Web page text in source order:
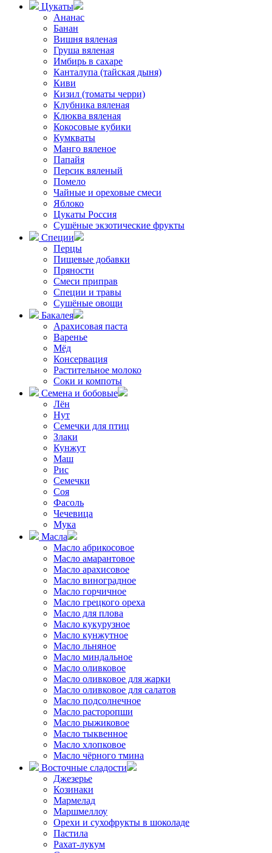
Цукаты
Ананас
Банан
Вишня вяленая
Груша вяленая
Имбирь в сахаре
Канталупа (тайская дыня)
Киви
Кизил (томаты черри)
Клубника вяленая
Клюква вяленая
Кокосовые кубики
Кумкваты
Манго вяленое
Папайя
Персик вяленый
Помело
Чайные и ореховые смеси
Яблоко
Цукаты Россия
Сушёные экзотические фрукты
Специи
Перцы
Пищевые добавки
Пряности
Смеси приправ
Специи и травы
Сушёные овощи
Бакалея
Арахисовая паста
Варенье
Мёд
Консервация
Растительное молоко
Соки и компоты
Семена и бобовые
Лён
Нут
Семечки для птиц
Злаки
Кунжут
Маш
Рис
Семечки
Соя
Фасоль
Чечевица
Мука
Масла
Масло абрикосовое
Масло амарантовое
Масло арахисовое
Масло виноградное
Масло горчичное
Масло грецкого ореха
Масло для плова
Масло кукурузное
Масло кунжутное
Масло льняное
Масло миндальное
Масло оливковое
Масло оливковое для жарки
Масло оливковое для салатов
Масло подсолнечное
Масло расторопши
Масло рыжиковое
Масло тыквенное
Масло хлопковое
Масло чёрного тмина
Восточные сладости
Джезерье
Козинаки
Мармелад
Маршмеллоу
Орехи и сухофрукты в шоколаде
Пастила
Рахат-лукум